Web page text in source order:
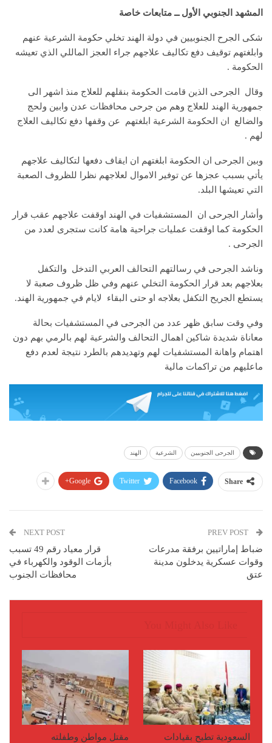
المشهد الجنوبي الأول ــ متابعات خاصة
شكى الجرح الجنوبيين في دولة الهند تخلي حكومة الشرعية عنهم
وابلغتهم توقيف دفع تكاليف علاجهم جراء العجز الماللي الذي تعيشه
الحكومة .
وقال الجرحى الذين قامت الحكومة بنقلهم للعلاج منذ اشهر الى
جمهورية الهند للعلاج وهم من جرحى محافظات عدن وابين ولحج
والضالع ان الحكومة الشرعية ابلغتهم عن وقفها دفع تكاليف العلاج
لهم .
وبين الجرحى ان الحكومة ابلغتهم ان ايقاف دفعها لتكاليف علاجهم
يأتي بسبب عجزها عن توفير الاموال لعلاجهم نظرا للظروف الصعبة
التي تعيشها البلد.
وأشار الجرحى ان المستشفيات في الهند اوقفت علاجهم عقب قرار
الحكومة كما اوقفت عمليات جراحية هامة كانت ستجرى لعدد من
الجرحى .
وناشد الجرحى في رسالتهم التحالف العربي التدخل والتكفل
بعلاجهم بعد قرار الحكومة التخلي عنهم وفي ظل ظروف صعبة لا
يستطع الجريح التكفل بعلاجه او حتى البقاء لايام في جمهورية الهند.
وفي وقت سابق ظهر عدد من الجرحى في المستشفيات بحالة
معاناة شديدة شاكين اهمال التحالف والشرعية لهم بالرمي بهم دون
اهتمام واهانة المستشفيات لهم وتهديدهم بالطرد نتيجة لعدم دفع
ماعليهم من تراكمات مالية
الجرحى الجنوبيين الشرعية الهند
Share
Facebook
Twitter
Google+
ضباط إماراتيين برفقة مدرعات
وقوات عسكرية يدخلون مدينة
عتق
NEXT POST
قرار معياد رقم 49 تسبب
بأزمات الوقود والكهرباء في
محافظات الجنوب
السعودية تطيح بقيادات مقتل مواطن وطفلته